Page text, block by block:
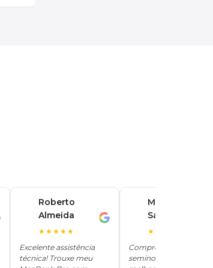
Roberto
Almeida
★★★★★
Excelente assistência
técnica! Trouxe meu
Marina
Santos
★★★★★
Comprei um iPhone
seminovo aqui e ficou